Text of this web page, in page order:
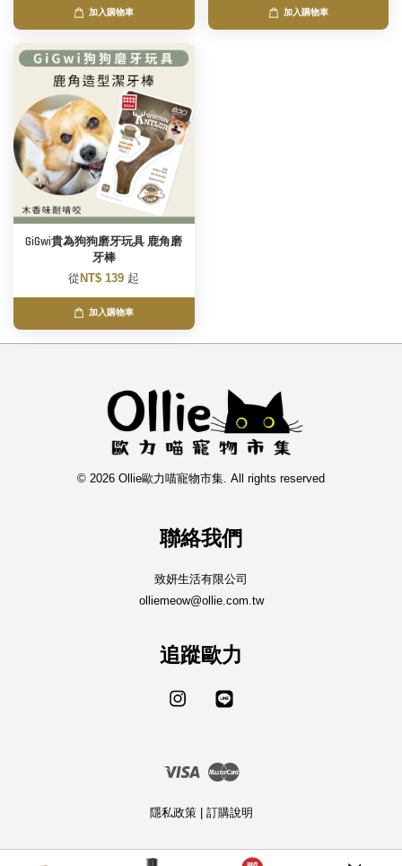
加入購物車 加入購物車
GiGwi貴為狗狗磨牙玩具 鹿角磨
牙棒
從 NT$ 139 起
加入購物車
© 2026 Ollie歐力喵寵物市集. All rights reserved
聯絡我們
致妍生活有限公司
olliemeow@ollie.com.tw
追蹤歐力
Instagram
Visa Master
隱私政策| 訂購說明